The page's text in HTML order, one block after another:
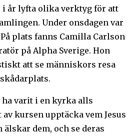
år lyfta olika verktyg för att
Under onsdagen var
plats fanns Camilla Carlson
på Alpha Sverige. Hon
att se människors resa
varit i en kyrka alls
kursen upptäcka vem Jesus
dem, och se deras